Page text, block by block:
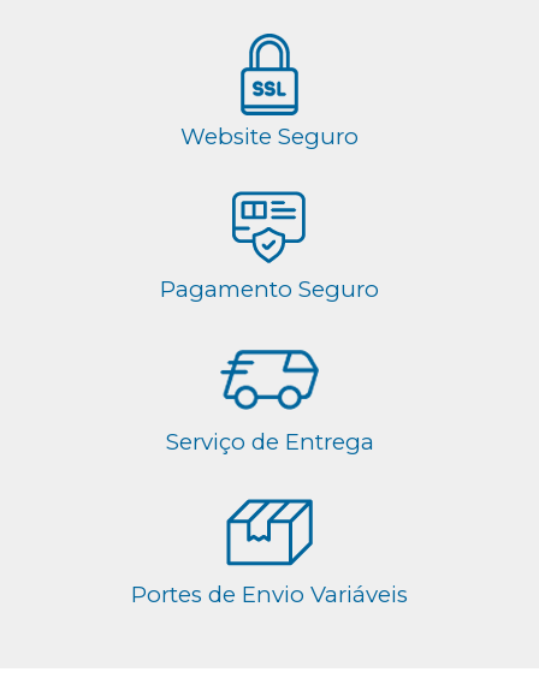
Website Seguro
Pagamento Seguro
Serviço de Entrega
Portes de Envio Variáveis